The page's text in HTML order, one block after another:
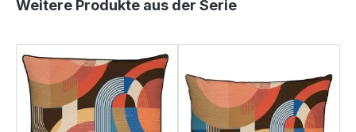
Weitere Produkte aus der Serie